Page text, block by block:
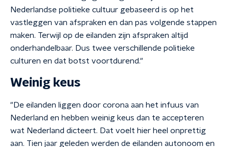
Nederlandse politieke cultuur gebaseerd is op het
vastleggen van afspraken en dan pas volgende stappen
maken. Terwijl op de eilanden zijn afspraken altijd
onderhandelbaar. Dus twee verschillende politieke
culturen en dat botst voortdurend."
Weinig keus
"De eilanden liggen door corona aan het infuus van
Nederland en hebben weinig keus dan te accepteren
wat Nederland dicteert. Dat voelt hier heel onprettig
aan. Tien jaar geleden werden de eilanden autonoom en